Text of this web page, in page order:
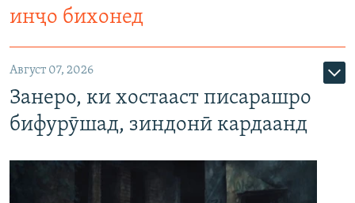
инҷо бихонед
Август 07, 2026
Занеро, ки хостааст писарашро
бифурӯшад, зиндонӣ кардаанд